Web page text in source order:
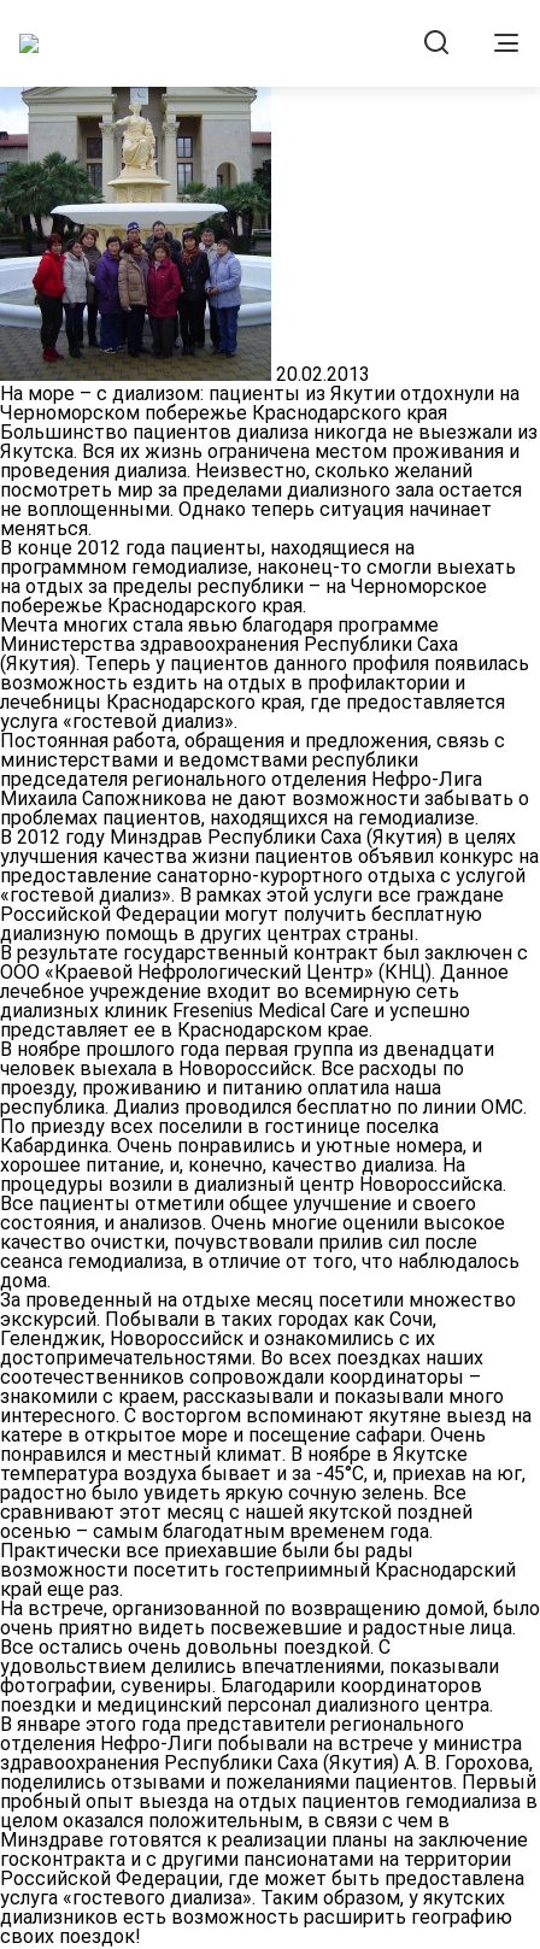
20.02.2013
На море – с диализом: пациенты из Якутии отдохнули на
Черноморском побережье Краснодарского края
Большинство пациентов диализа никогда не выезжали из
Якутска. Вся их жизнь ограничена местом проживания и
проведения диализа. Неизвестно, сколько желаний
посмотреть мир за пределами диализного зала остается
не воплощенными. Однако теперь ситуация начинает
меняться.
В конце 2012 года пациенты, находящиеся на
программном гемодиализе, наконец-то смогли выехать
на отдых за пределы республики – на Черноморское
побережье Краснодарского края.
Мечта многих стала явью благодаря программе
Министерства здравоохранения Республики Саха
(Якутия). Теперь у пациентов данного профиля появилась
возможность ездить на отдых в профилактории и
лечебницы Краснодарского края, где предоставляется
услуга «гостевой диализ».
Постоянная работа, обращения и предложения, связь с
министерствами и ведомствами республики
председателя регионального отделения Нефро-Лига
Михаила Сапожникова не дают возможности забывать о
проблемах пациентов, находящихся на гемодиализе.
В 2012 году Минздрав Республики Саха (Якутия) в целях
улучшения качества жизни пациентов объявил конкурс на
предоставление санаторно-курортного отдыха с услугой
«гостевой диализ». В рамках этой услуги все граждане
Российской Федерации могут получить бесплатную
диализную помощь в других центрах страны.
В результате государственный контракт был заключен с
ООО «Краевой Нефрологический Центр» (КНЦ). Данное
лечебное учреждение входит во всемирную сеть
диализных клиник Fresenius Medical Care и успешно
представляет ее в Краснодарском крае.
В ноябре прошлого года первая группа из двенадцати
человек выехала в Новороссийск. Все расходы по
проезду, проживанию и питанию оплатила наша
республика. Диализ проводился бесплатно по линии ОМС.
По приезду всех поселили в гостинице поселка
Кабардинка. Очень понравились и уютные номера, и
хорошее питание, и, конечно, качество диализа. На
процедуры возили в диализный центр Новороссийска.
Все пациенты отметили общее улучшение и своего
состояния, и анализов. Очень многие оценили высокое
качество очистки, почувствовали прилив сил после
сеанса гемодиализа, в отличие от того, что наблюдалось
дома.
За проведенный на отдыхе месяц посетили множество
экскурсий. Побывали в таких городах как Сочи,
Геленджик, Новороссийск и ознакомились с их
достопримечательностями. Во всех поездках наших
соотечественников сопровождали координаторы –
знакомили с краем, рассказывали и показывали много
интересного. С восторгом вспоминают якутяне выезд на
катере в открытое море и посещение сафари. Очень
понравился и местный климат. В ноябре в Якутске
температура воздуха бывает и за -45°С, и, приехав на юг,
радостно было увидеть яркую сочную зелень. Все
сравнивают этот месяц с нашей якутской поздней
осенью – самым благодатным временем года.
Практически все приехавшие были бы рады
возможности посетить гостеприимный Краснодарский
край еще раз.
На встрече, организованной по возвращению домой, было
очень приятно видеть посвежевшие и радостные лица.
Все остались очень довольны поездкой. С
удовольствием делились впечатлениями, показывали
фотографии, сувениры. Благодарили координаторов
поездки и медицинский персонал диализного центра.
В январе этого года представители регионального
отделения Нефро-Лиги побывали на встрече у министра
здравоохранения Республики Саха (Якутия) А. В. Горохова,
поделились отзывами и пожеланиями пациентов. Первый
пробный опыт выезда на отдых пациентов гемодиализа в
целом оказался положительным, в связи с чем в
Минздраве готовятся к реализации планы на заключение
госконтракта и с другими пансионатами на территории
Российской Федерации, где может быть предоставлена
услуга «гостевого диализа». Таким образом, у якутских
диализников есть возможность расширить географию
своих поездок!